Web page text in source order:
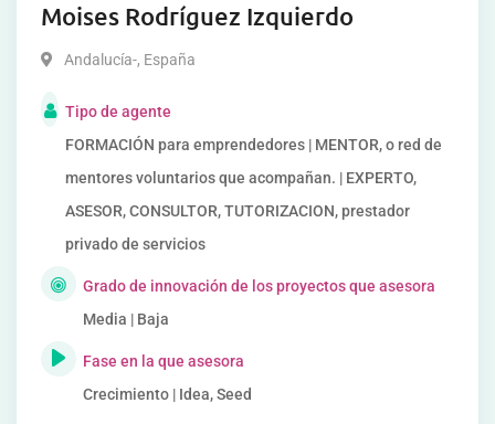
Moises Rodríguez Izquierdo
Andalucía-, España
Tipo de agente
FORMACIÓN para emprendedores | MENTOR, o red de
mentores voluntarios que acompañan. | EXPERTO,
ASESOR, CONSULTOR, TUTORIZACION, prestador
privado de servicios
Grado de innovación de los proyectos que asesora
Media | Baja
Fase en la que asesora
Crecimiento | Idea, Seed